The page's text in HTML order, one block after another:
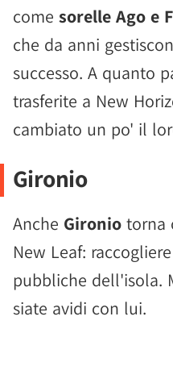
come sorelle Ago e
che da anni
successo. A quanto
trasferite a New
cambiato un po' il
Gironio
Anche Gironio torna
New Leaf:
pubbliche dell'isola.
siate avidi con lui.